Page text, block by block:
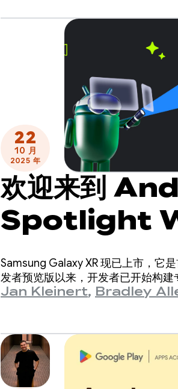
22
10 月
2025 年
欢迎来到
Spotlight
Samsung Galaxy XR 现已上市，它
发者预览版以来，开发者已开始构建
Jan Kleinert, Bradley